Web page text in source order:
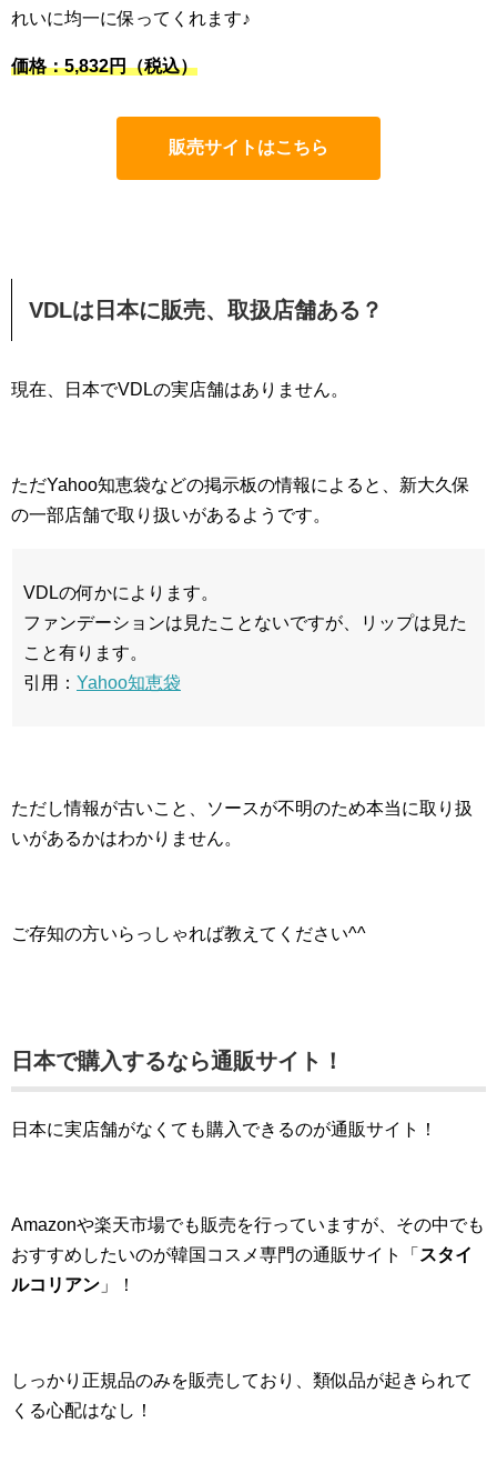
れいに均一に保ってくれます♪
価格：5,832円（税込）
販売サイトはこちら
VDLは日本に販売、取扱店舗ある？
現在、日本でVDLの実店舗はありません。
ただYahoo知恵袋などの掲示板の情報によると、新大久保
の一部店舗で取り扱いがあるようです。
VDLの何かによります。
ファンデーションは見たことないですが、リップは見た
こと有ります。
引用： Yahoo知恵袋
ただし情報が古いこと、ソースが不明のため本当に取り扱
いがあるかはわかりません。
ご存知の方いらっしゃれば教えてください^^
日本で購入するなら通販サイト！
日本に実店舗がなくても購入できるのが通販サイト！
Amazonや楽天市場でも販売を行っていますが、その中でも
おすすめしたいのが韓国コスメ専門の通販サイト「 スタイ
ルコリアン 」！
しっかり正規品のみを販売しており、類似品が起きられて
くる心配はなし！